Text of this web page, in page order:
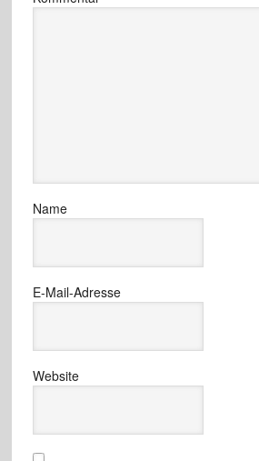
Name
E-Mail-Adresse
Website